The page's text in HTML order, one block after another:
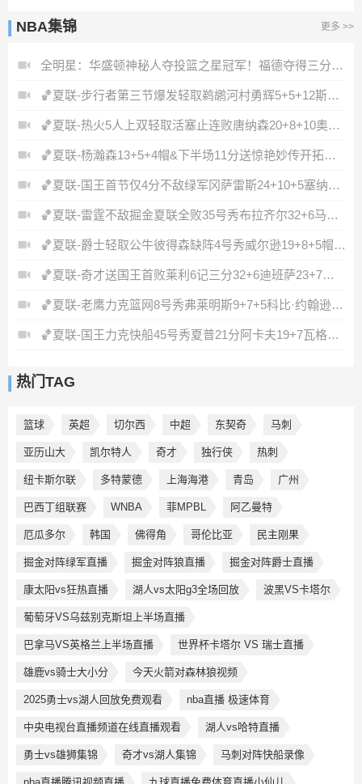
NBA集锦 更多 >>
全明星：华盛顿神秘人夺投篮之星冠军！福德夺得三分大赛冠军！
🏀夏联-步行者第三节爆发轻取鹈鹕河村勇辉5+5+12斯劳森22分
🏀夏联-热火5人上双轻取活塞止连败唐纳森20+8+10奥科里27分
🏀夏联-杨瀚森13+5+4帽&下半场11分送惊艳妙传开拓者力克掘金
🏀夏联-国王首节仅4分不敌绿军冈萨雷斯24+10+5塞纳克10+12
🏀夏联-雷霆不敌掘金夏联全败35号秀布拉齐尔32+6马拉14+7+6
🏀夏联-爵士轻取公牛彼得森缺阵4号秀威尔逊19+8+5帽罚球6中0
🏀夏联-奇才送国王首败莱利6记三分32+6迪班萨23+7雷诺20+12
🏀夏联-老鹰力克篮网8号秀弗莱明斯9+7+5科比·约翰逊17+7
🏀夏联-国王力克快船45号秀夏普21分阿卡夫19+7瓦格勒7中1
热门TAG
篮球 英超 切尔西 中超 东契奇 马刺
亚历山大 凯尔特人 奇才 独行侠 热刺
纽卡斯尔联 多特蒙德 上海海港 青岛 广州
巴西丁组联赛 WNBA 菲MPBL 阿乙曼特
厄瓜多尔 韩国 佛得角 哥伦比亚 民主刚果
掘金对阵绿军直播 掘金对阵狼直播 掘金对阵爵士直播
康太阳vs狂热直播 湖人vs太阳g3全场回放 波黑VS卡塔尔
葡萄牙VS乌兹别克斯坦上半场直播
巴拿马VS英格兰上半场直播 世界杯卡塔尔 VS 瑞士直播
雄鹿vs骑士大小分 今天火箭对森林狼视频
2025勇士vs湖人回放免费观看 nba直播 极速体育
中央电视台直播频道在线直播观看 湖人vs哈特直播
勇士vs雄狮集锦 奇才vs湖人集锦 马刺对阵快船录像